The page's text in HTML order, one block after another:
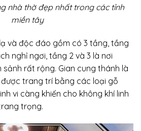
nhà thờ đẹp nhất trong các tỉnh
miền tây
và độc đáo gồm có 3 tầng, tầng
nghỉ ngơi, tầng 2 và 3 là nơi
sảnh rất rộng. Gian cung thánh là
trang trí bằng các loại gỗ
vi càng khiến cho không khí linh
trọng.